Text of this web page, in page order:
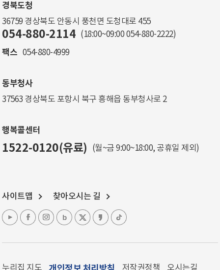
경북도청
36759 경상북도 안동시 풍천면 도청대로 455
054-880-2114 (18:00~09:00 054-880-2222)
팩스 054-880-4999
동부청사
37563 경상북도 포항시 북구 흥해읍 동부청사로 2
행복콜센터
1522-0120(유료) (월~금 9:00~18:00, 공휴일 제외)
사이트맵 찾아오시는 길
누리집 지도 저작권정책 오시는길